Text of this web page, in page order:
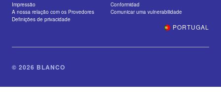
Impressão
Conformidad
A nossa relação com os Provedores
Comunicar uma vulnerabilidade
Definições de privacidade
PORTUGAL
© 2026 BLANCO